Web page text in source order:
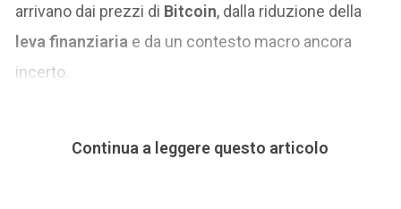
arrivano dai prezzi di Bitcoin, dalla riduzione della
leva finanziaria e da un contesto macro ancora
incerto.
Continua a leggere questo articolo